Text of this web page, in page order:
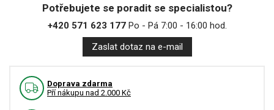
Potřebujete se poradit se specialistou?
+420 571 623 177Po - Pá 7:00 - 16:00 hod.
Zaslat dotaz na e-mail
Doprava zdarma
Pří nákupu nad 2.000 Kč